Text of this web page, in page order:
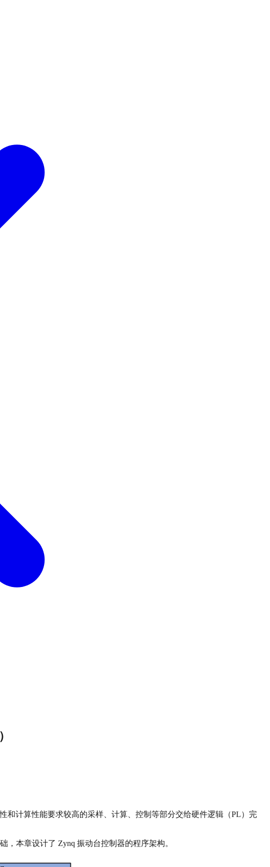
和计算性能要求较高的采样、计算、控制等部分交给硬件逻辑（PL）完
，本章设计了 Zynq 振动台控制器的程序架构。